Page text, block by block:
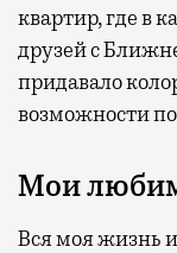
квартир, где в
друзей с
придавало
возможности
Мои
Вся моя жизнь